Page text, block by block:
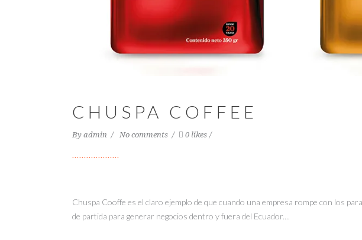
CHUSPA COFFEE
By admin No comments 0 likes
Chuspa Cooffe es el claro ejemplo de que cuando una empresa rompe con los
de partida para generar negocios dentro y fuera del Ecuador....